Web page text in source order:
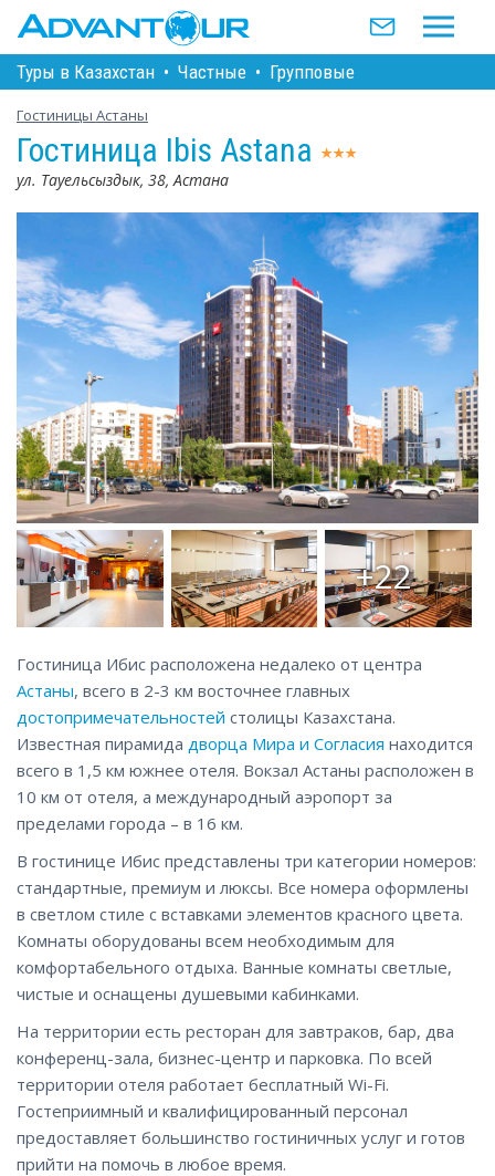
Туры в Казахстан • Частные • Групповые
Гостиницы Астаны
Гостиница Ibis Astana
ул. Тауельсыздык, 38, Астана
+22
Гостиница Ибис расположена недалеко от центра
Астаны, всего в 2-3 км восточнее главных
достопримечательностей столицы Казахстана.
Известная пирамида дворца Мира и Согласия находится
всего в 1,5 км южнее отеля. Вокзал Астаны расположен в
10 км от отеля, а международный аэропорт за
пределами города – в 16 км.
В гостинице Ибис представлены три категории номеров:
стандартные, премиум и люксы. Все номера оформлены
в светлом стиле с вставками элементов красного цвета.
Комнаты оборудованы всем необходимым для
комфортабельного отдыха. Ванные комнаты светлые,
чистые и оснащены душевыми кабинками.
На территории есть ресторан для завтраков, бар, два
конференц-зала, бизнес-центр и парковка. По всей
территории отеля работает бесплатный Wi-Fi.
Гостеприимный и квалифицированный персонал
предоставляет большинство гостиничных услуг и готов
прийти на помочь в любое время.